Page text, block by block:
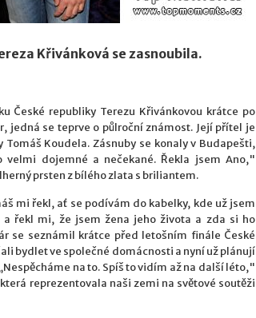
Křivánková se zasnoubila.
České republiky Terezu Křivánkovou krátce po
jedná se teprve o půlroční známost. Její přítel je
Koudela. Zásnuby se konaly v Budapešti,
dojemné a nečekané. Řekla jsem Ano,"
prsten z bílého zlata s briliantem.
mi řekl, ať se podívám do kabelky, kde už jsem
řekl mi, že jsem žena jeho života a zda si ho
se seznámil krátce před letošním finále České
bydlet ve společné domácnosti a nyní už plánují
na to. Spíš to vidím až na další léto,"
reprezentovala naši zemi na světové soutěži